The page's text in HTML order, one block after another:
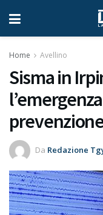
Home Avellino
Sisma in
Da Redazione